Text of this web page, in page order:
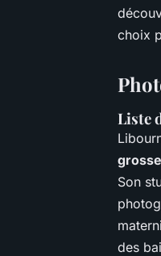
choix
Liste
Son
des